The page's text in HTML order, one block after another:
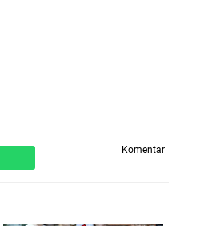
Komentar